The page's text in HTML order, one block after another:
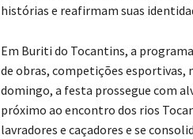
histórias e reafirmam suas
Em Buriti do Tocantins, a
de obras, competições esportivas,
domingo, a festa prossegue com
próximo ao encontro dos rios
lavradores e caçadores e se